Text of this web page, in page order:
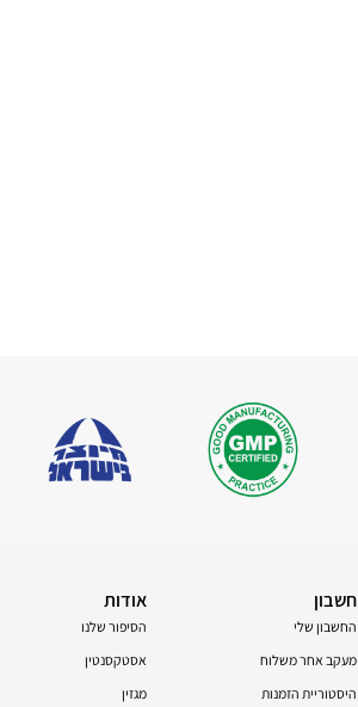
חשבון
החשבון שלי
מעקב אחר משלוח
היסטוריית הזמנות
אודות
הסיפור שלנו
אסטקסנטין
מגזין